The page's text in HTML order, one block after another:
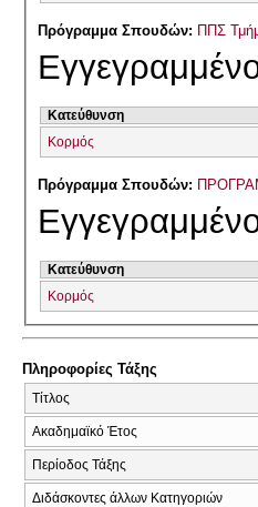
Πρόγραμμα Σπουδών: ΠΠΣ
Κατεύθυνση
Κορμός
Πρόγραμμα Σπουδών:
Κατεύθυνση
Κορμός
Πληροφορίες Τάξης
Τίτλος
Ακαδημαϊκό Έτος
Περίοδος Τάξης
Διδάσκοντες άλλων Κατηγοριών